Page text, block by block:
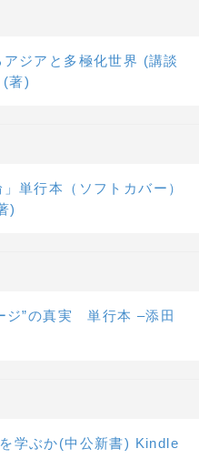
ジアと多極化世界 (講談
(著)
単行本（ソフトカバー）
)
ジ”の真実 単行本 –添田
学ぶか(中公新書) Kindle